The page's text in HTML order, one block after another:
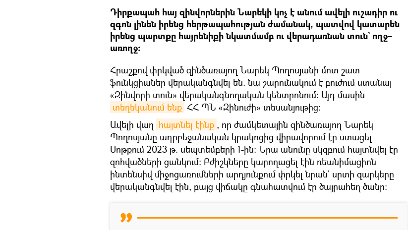
Դիրքապահ հայ զինվորներին Նարեկի կոչ է անում ավելի ուշադիր ու
զգոն լինեն իրենց հերթապահության ժամանակ, պատվով կատարեն
իրենց պարտքը հայրենիքի նկատմամբ ու վերադառնան տուն` ողջ–
առողջ։
Հրաշքով փրկված զինծառայող Նարեկ Պողոսյանի մոտ շատ
ֆունկցիաներ վերականգնվել են. նա շարունակում է բուժում ստանալ
«Զինվորի տուն» վերականգնողական կենտրոնում: Այդ մասին
տեղեկանում ենք ՀՀ ՊՆ «Զինուժի» տեսանյութից։
Ավելի վաղ հայտնել էինք , որ ժամկետային զինծառայող Նարեկ
Պողոսյանը ադրբեջանական կրակոցից վիրավորում էր ստացել
Սոթքում 2023 թ. սեպտեմբերի 1-ին։ Նրա անունը սկզբում հայտնվել էր
զոհվածների ցանկում։ Բժիշկները կարողացել էին ռեանիմացիոն
ինտենսիվ միջոցառումների արդյունքում փրկել նրան` սրտի զարկերը
վերականգնվել էին, բայց վիճակը գնահատվում էր ծայրահեղ ծանր։